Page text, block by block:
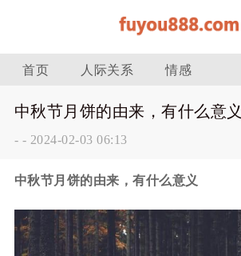
首页 人际关系 情感
中秋节月饼的由来，有什么意义
- - 2024-02-03 06:13
中秋节月饼的由来，有什么意义